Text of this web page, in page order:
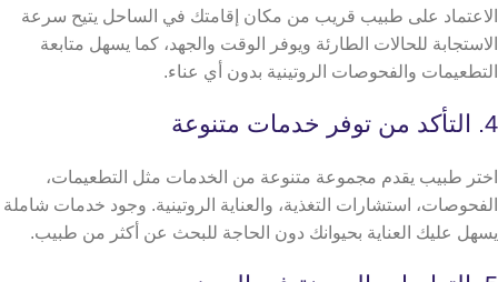
الاعتماد على طبيب قريب من مكان إقامتك في الساحل يتيح سرعة
الاستجابة للحالات الطارئة ويوفر الوقت والجهد، كما يسهل متابعة
التطعيمات والفحوصات الروتينية بدون أي عناء.
4. التأكد من توفر خدمات متنوعة
اختر طبيب يقدم مجموعة متنوعة من الخدمات مثل التطعيمات،
الفحوصات، استشارات التغذية، والعناية الروتينية. وجود خدمات شاملة
يسهل عليك العناية بحيوانك دون الحاجة للبحث عن أكثر من طبيب.